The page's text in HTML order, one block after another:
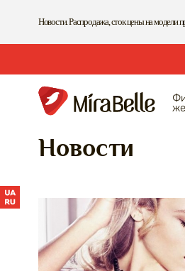
Новости. Распродажа, сток цены на модели
Новости